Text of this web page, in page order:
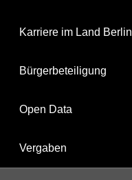
Karriere im Land Berlin
Bürgerbeteiligung
Open Data
Vergaben